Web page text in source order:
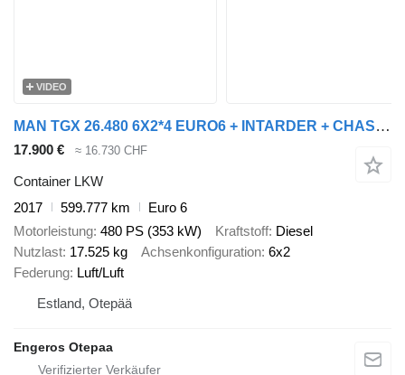
VIDEO
MAN TGX 26.480 6X2*4 EURO6 + INTARDER + CHASSIS
17.900 € ≈ 16.730 CHF
Container LKW
2017
599.777 km
Euro 6
Motorleistung 480 PS (353 kW) Kraftstoff Diesel
Nutzlast 17.525 kg Achsenkonfiguration 6x2
Federung Luft/Luft
Estland, Otepää
Engeros Otepaa